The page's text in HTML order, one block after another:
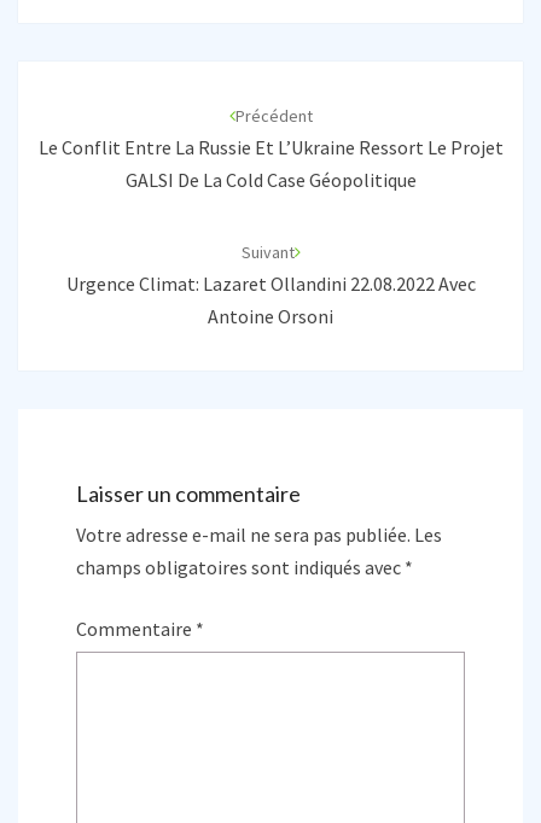
Précédent
Le Conflit Entre La Russie Et L’Ukraine Ressort Le Projet
GALSI De La Cold Case Géopolitique
Suivant
Urgence Climat: Lazaret Ollandini 22.08.2022 Avec
Antoine Orsoni
Laisser un commentaire
Votre adresse e-mail ne sera pas publiée. Les
champs obligatoires sont indiqués avec *
Commentaire *